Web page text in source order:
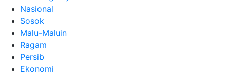
Nasional
Sosok
Malu-Maluin
Ragam
Persib
Ekonomi